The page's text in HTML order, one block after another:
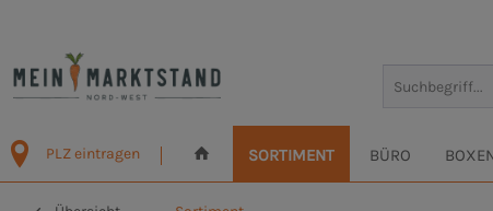
PLZ eintragen SORTIMENT BÜRO